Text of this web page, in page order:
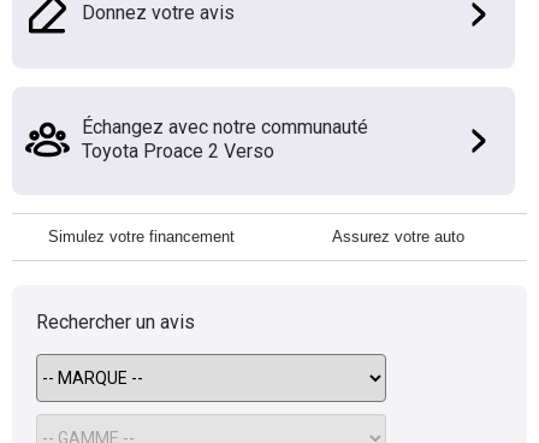
Donnez votre avis
Échangez avec notre communauté
Toyota Proace 2 Verso
Simulez votre financement Assurez votre auto
Rechercher un avis